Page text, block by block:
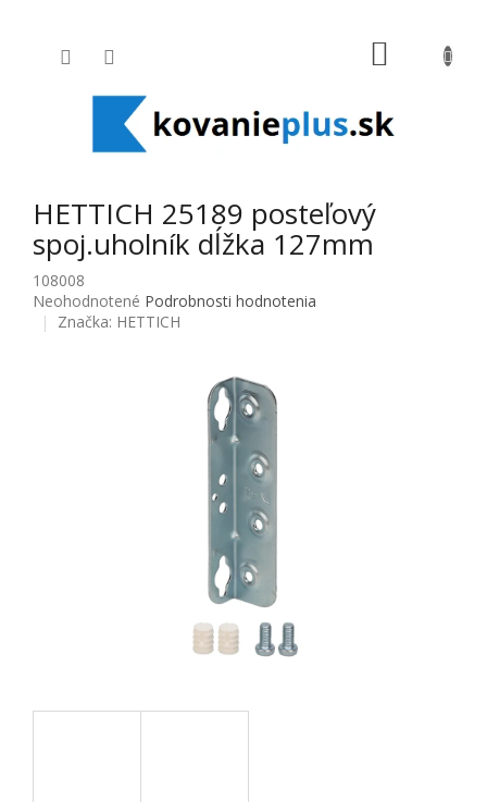
HETTICH 25189 posteľový
spoj.uholník dĺžka 127mm
108008
Priemerné hodnotenie produktu je 0,0 z 5 hviezdičiek.
Neohodnotené Podrobnosti hodnotenia
Značka: HETTICH